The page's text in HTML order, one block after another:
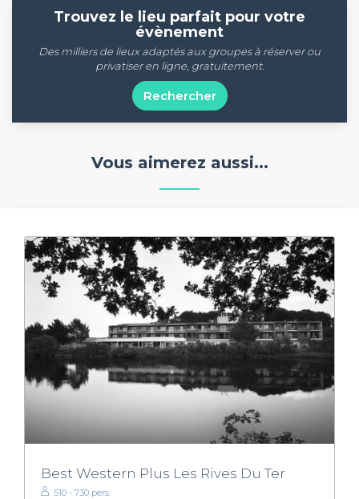
Trouvez le lieu parfait pour votre
évènement
Des milliers de lieux adaptés aux groupes à réserver ou
privatiser en ligne, gratuitement.
Rechercher
Vous aimerez aussi...
Best Western Plus Les Rives Du Ter
510 - 730 pers.